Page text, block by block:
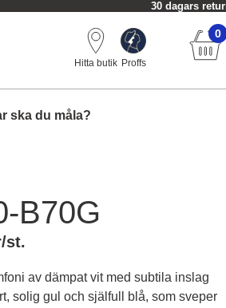
30 dagars
Hitta butik Proffs
0
ska du måla?
B70G
st.
av dämpat vit med subtila inslag
solig gul och själfull blå, som sveper